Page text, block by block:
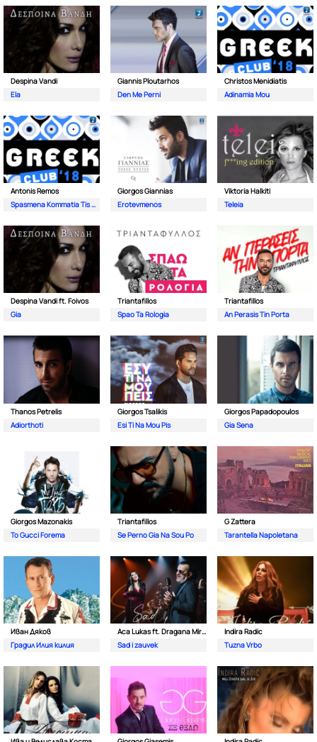
Despina Vandi
Ela
Giannis Ploutarhos
Den Me Perni
Christos Menidiatis
Adinamia Mou
Antonis Remos
Spasmena Kommatia Tis Kardias
Giorgos Giannias
Erotevmenos
Viktoria Halkiti
Teleia
Despina Vandi ft. Foivos
Gia
Triantafillos
Spao Ta Rologia
Triantafillos
An Perasis Tin Porta
Thanos Petrelis
Adiorthoti
Giorgos Tsalikis
Esi Ti Na Mou Pis
Giorgos Papadopoulos
Gia Sena
Giorgos Mazonakis
To Gucci Forema
Triantafillos
Se Perno Gia Na Sou Po
G Zattera
Tarantella Napoletana
Иван Дяков
Градил Илия килия
Aca Lukas ft. Dragana Mirkovic
Sad i zauvek
Indira Radic
Tuzna Vrbo